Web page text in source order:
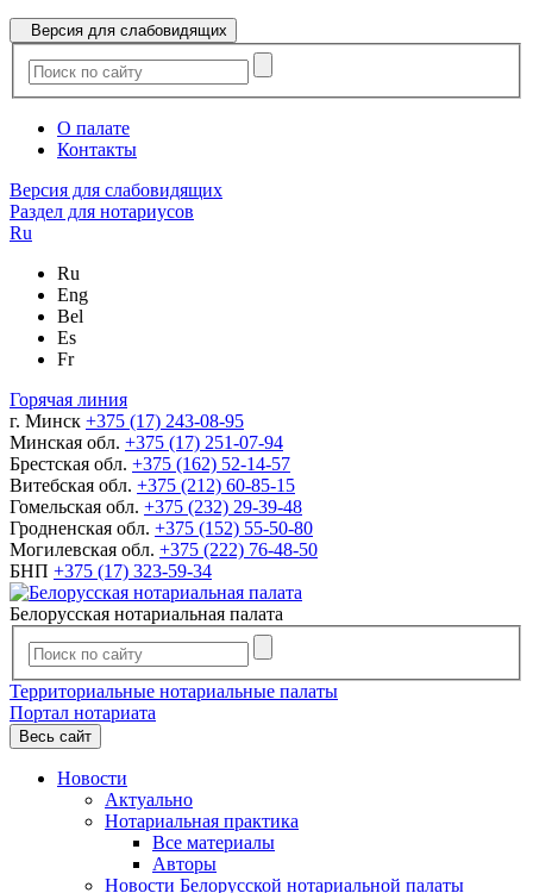
Версия для слабовидящих
О палате
Контакты
Версия для слабовидящих
Раздел для нотариусов
Ru
Ru
Eng
Bel
Es
Fr
Горячая линия
г. Минск +375 (17) 243-08-95
Минская обл. +375 (17) 251-07-94
Брестская обл. +375 (162) 52-14-57
Витебская обл. +375 (212) 60-85-15
Гомельская обл. +375 (232) 29-39-48
Гродненская обл. +375 (152) 55-50-80
Могилевская обл. +375 (222) 76-48-50
БНП +375 (17) 323-59-34
Белорусская нотариальная палата
Территориальные нотариальные палаты
Портал нотариата
Весь сайт
Новости
Актуально
Нотариальная практика
Все материалы
Авторы
Новости Белорусской нотариальной палаты